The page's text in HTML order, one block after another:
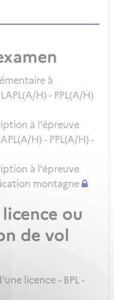
à
H) - PPL(A/H)
à l'épreuve
H) - PPL(A/H) -
à l'épreuve
montagne
ou
de vol
licence - BPL -